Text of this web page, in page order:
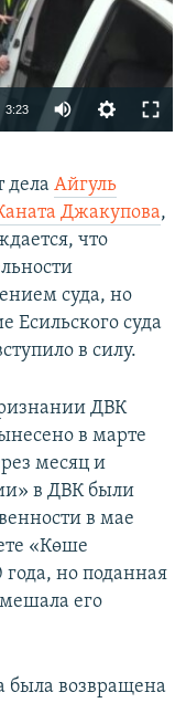
480p
3:23
360p
480p
1080p
дела Айгуль
Джакупова,
что
суда, но
Есильского суда
в силу.
ДВК
в марте
месяц и
в ДВК были
в мае
«Көше
но поданная
его
возвращена